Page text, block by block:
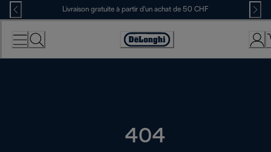
Skip
to
Content
Livraison gratuite à partir d'un achat de 50 CHF
Déclaration
d'accessibilité
404